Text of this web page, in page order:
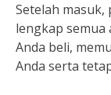
Setelah
lengkap semua
Anda beli,
Anda serta